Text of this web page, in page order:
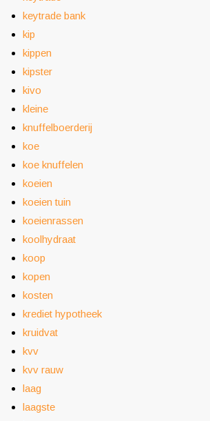
keytrade bank
kip
kippen
kipster
kivo
kleine
knuffelboerderij
koe
koe knuffelen
koeien
koeien tuin
koeienrassen
koolhydraat
koop
kopen
kosten
krediet hypotheek
kruidvat
kvv
kvv rauw
laag
laagste